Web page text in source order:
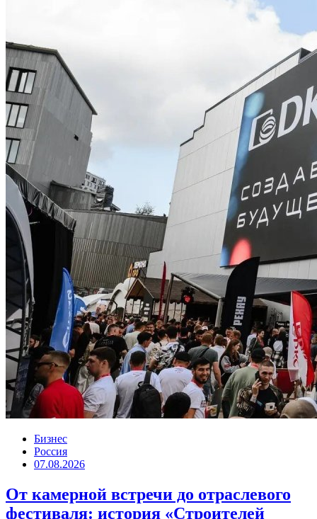
Бизнес
Россия
07.08.2026
От камерной встречи до отраслевого
фестиваля: история «Строителей